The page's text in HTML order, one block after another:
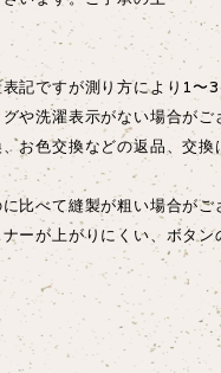
記ですが測り方により1〜
や洗濯表示がない場合がご
お色交換などの返品、交
に比べて縫製が粗い場合が
ーが上がりにくい、ボタ